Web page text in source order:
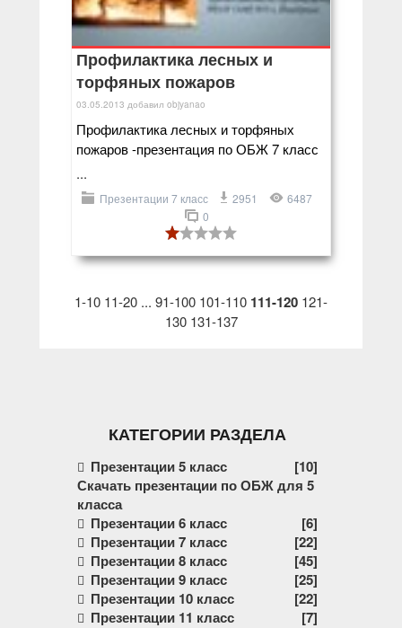
Профилактика лесных и
торфяных пожаров
03.05.2013 добавил objyanao
Профилактика лесных и торфяных
пожаров -презентация по ОБЖ 7 класс
...
Презентации 7 класс 2951
6487
0
1-10 11-20 ... 91-100 101-110 111-120 121-
130 131-137
КАТЕГОРИИ РАЗДЕЛА
Презентации 5 класс
[10]
Скачать презентации по ОБЖ для 5
класса
Презентации 6 класс
[6]
Презентации 7 класс
[22]
Презентации 8 класс
[45]
Презентации 9 класс
[25]
Презентации 10 класс
[22]
Презентации 11 класс
[7]